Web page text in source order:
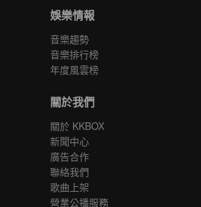
娛樂情報
音樂趨勢
音樂排行榜
年度風雲榜
關於我們
關於 KKBOX
新聞中心
廣告合作
聯絡我們
歌曲上架
營業公播服務